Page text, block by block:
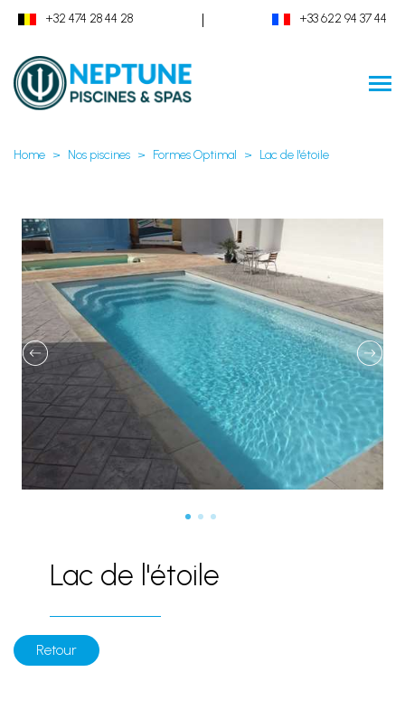
+32 474 28 44 28 | +33 622 94 37 44
Home Nos piscines Formes Optimal Lac de l'étoile
Lac de l'étoile
Retour